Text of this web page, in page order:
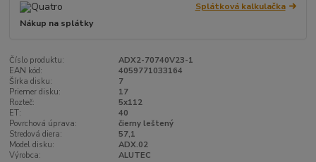
Splátková kalkulačka
Nákup na splátky
Číslo produktu:
ADX2-70740V23-1
EAN kód:
4059771033164
Šírka disku:
7
Priemer disku:
17
Rozteč:
5x112
ET:
40
Povrchová úprava:
čierny leštený
Stredová diera:
57,1
Model disku:
ADX.02
Výrobca:
ALUTEC